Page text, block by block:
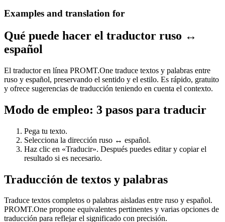
Examples and translation for
Qué puede hacer el traductor ruso ↔
español
El traductor en línea PROMT.One traduce textos y palabras entre
ruso y español, preservando el sentido y el estilo. Es rápido, gratuito
y ofrece sugerencias de traducción teniendo en cuenta el contexto.
Modo de empleo: 3 pasos para traducir
Pega tu texto.
Selecciona la dirección ruso ↔ español.
Haz clic en «Traducir». Después puedes editar y copiar el
resultado si es necesario.
Traducción de textos y palabras
Traduce textos completos o palabras aisladas entre ruso y español.
PROMT.One propone equivalentes pertinentes y varias opciones de
traducción para reflejar el significado con precisión.